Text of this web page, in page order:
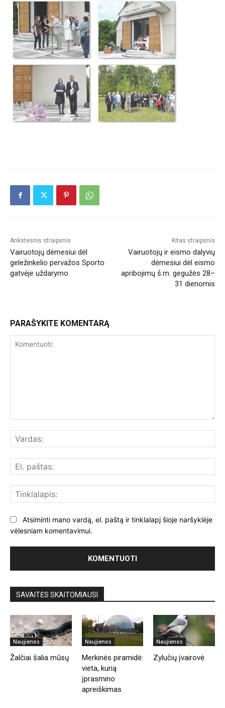
Ankstesnis straipsnis
Vairuotojų dėmesiui dėl
geležinkelio pervažos Sporto
gatvėje uždarymo
Kitas straipsnis
Vairuotojų ir eismo dalyvių
dėmesiui dėl eismo
apribojimų š.m. gegužės 28–
31 dienomis
PARAŠYKITE KOMENTARĄ
Atsiminti mano vardą, el. paštą ir tinklalapį šioje naršyklėje
vėlesniam komentavimui.
SAVAITĖS SKAITOMIAUSI
Naujienos
Žalčiai šalia mūsų
Naujienos
Merkinės piramidė:
vieta, kurią
įprasmino
apreiškimas
Naujienos
Zylučių įvairovė